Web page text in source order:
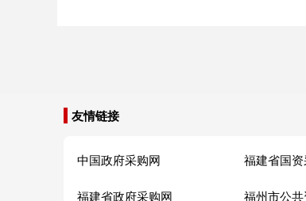
友情链接
中国政府采购网
福建省政府采购网 福州市公共
福建省国